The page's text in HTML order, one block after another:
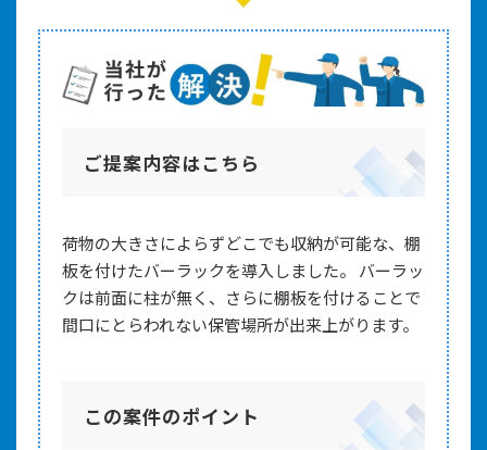
ご提案内容はこちら
荷物の大きさによらずどこでも収納が可能な、棚
板を付けたバーラックを導入しました。 バーラッ
クは前面に柱が無く、さらに棚板を付けることで
間口にとらわれない保管場所が出来上がります。
この案件のポイント